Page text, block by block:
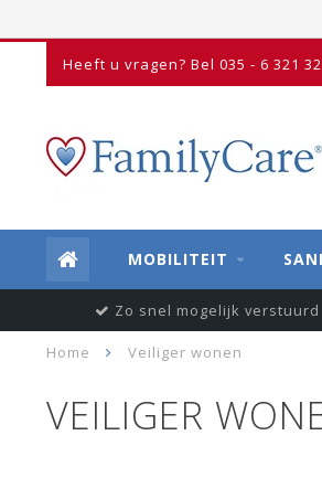
Heeft u vragen? Bel 035 - 6 321
MOBILITEIT
Zo snel mogelijk verstuurd
Home Veiliger wonen
VEILIGER